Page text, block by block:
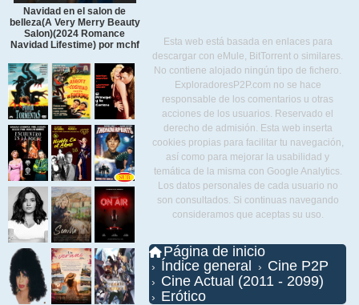
Navidad en el salon de
belleza(A Very Merry Beauty
Salon)(2024 Romance
Navidad Lifestime) por mchf
Esta web está basada en enlaces para
descargar con eMule, BitTorrent o similares.
No contiene alojado ningún tipo de fichero.
ExploradoresP2P.com no se hace
responsable de los comentarios u otras
acciones de los usuarios. Reservado el
derecho de admisión. Esta web inserta
cookies propias para facilitar tu navegación,
así como para mejorar la usabilidad y
temática de la misma con Google Analytics.
Los datos personales de cada usuario no
son consultados. Si continuas navegando
consideramos que aceptas su uso.
Página de inicio
Índice general
Cine P2P
Cine Actual (2011 - 2099)
Erótico